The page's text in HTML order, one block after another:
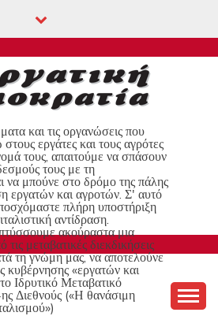
και τις οργανώσεις που
στους εργάτες και τους αγρότες
τους, απαιτούμε να σπάσουν
τους με τη
να μπούνε στο δρόμο της πάλης
εργατών και αγροτών. Σ' αυτό
πλήρη υποστήριξη
αντίδραση.
ακούραστα μια
μεταβατικές διεκδικήσεις
τη γνώμη μας, να αποτελούνε
κυβέρνησης «εργατών και
Ιδρυτικό Μεταβατικό
Διεθνούς («Η θανάσιμη